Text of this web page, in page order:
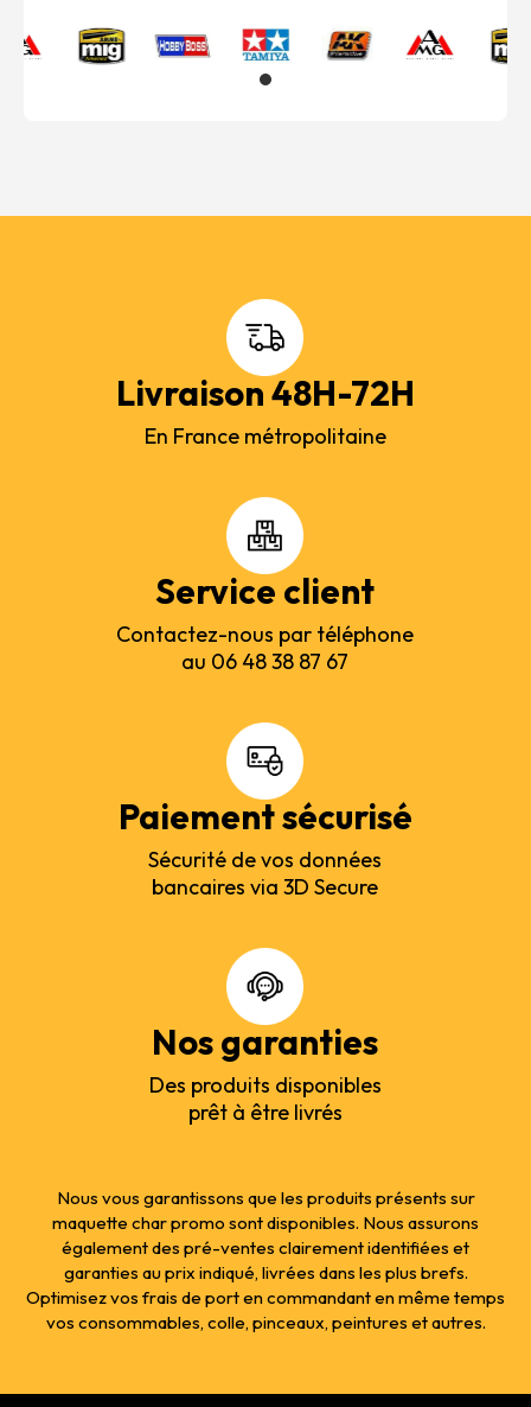
Livraison 48H-72H
En France métropolitaine
Service client
Contactez-nous par téléphone
au 06 48 38 87 67
Paiement sécurisé
Sécurité de vos données
bancaires via 3D Secure
Nos garanties
Des produits disponibles
prêt à être livrés
Nous vous garantissons que les produits présents sur
maquette char promo sont disponibles. Nous assurons
également des pré-ventes clairement identifiées et
garanties au prix indiqué, livrées dans les plus brefs.
Optimisez vos frais de port en commandant en même temps
vos consommables, colle, pinceaux, peintures et autres.